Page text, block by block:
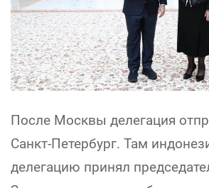
После Москвы делегация
Санкт-Петербург. Там
делегацию принял